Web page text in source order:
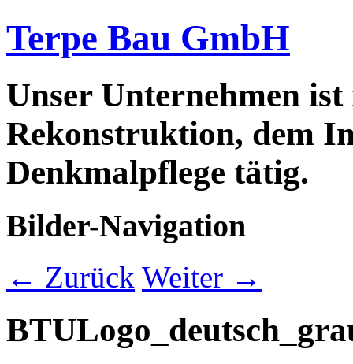
Terpe Bau GmbH
Unser Unternehmen
Rekonstruktion, dem
Denkmalpflege tätig.
Bilder-Navigation
← Zurück Weiter →